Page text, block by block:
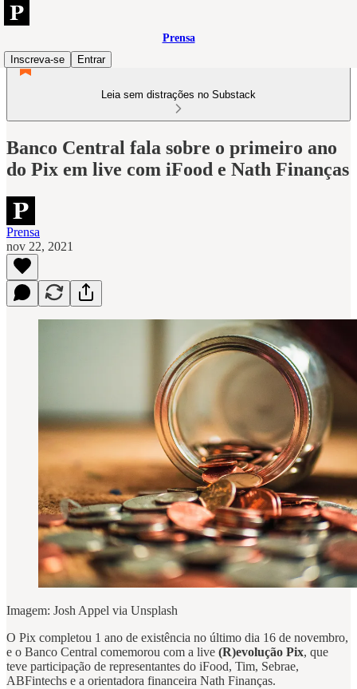
Prensa
Inscreva-se
Entrar
Leia sem distrações no Substack
Banco Central fala sobre o primeiro ano
do Pix em live com iFood e Nath Finanças
Prensa
nov 22, 2021
Imagem: Josh Appel via Unsplash
O Pix completou 1 ano de existência no último dia 16 de novembro,
e o Banco Central comemorou com a live (R)evolução Pix, que
teve participação de representantes do iFood, Tim, Sebrae,
ABFintechs e a orientadora financeira Nath Finanças.